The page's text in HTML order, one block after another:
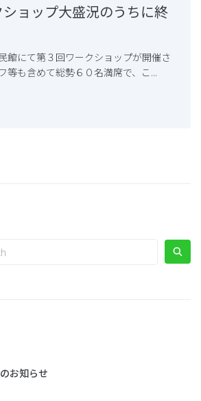
ョップ大盛況のうちに終
館にて第３回ワークショップが開催さ
等も含めて総勢６０名満席で、こ...
お知らせ